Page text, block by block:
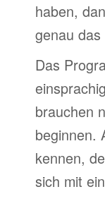
haben,
genau
Das
brauchen
beginnen.
kennen,
sich mit